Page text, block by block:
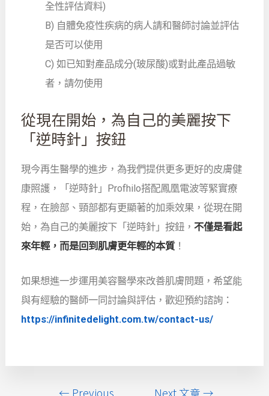
全性評估資料)
B) 自體免疫性疾病的病人請和醫師討論並評估
是否可以使用
C) 如已知對產品成分(玻尿酸)或對此產品過敏
者，請勿使用
從現在開始，為自己的美麗按下
「逆時針」按鈕
現今再生醫學的進步，為我們提供更多更好的皮膚健
康照護，「逆時針」Profhilo搭配鳳凰電波等緊實療
程，在臉部、頸部都有更顯著的加乘效果，從現在開
始，為自己的美麗按下「逆時針」按鈕，不僅是看起
來年輕，而是回到肌膚更年輕的本質！
如果想進一步運用美容醫學來改善肌膚問題，希望能
與有經驗的醫師一同討論與評估，歡迎預約諮詢：
https://infinitedelight.com.tw/contact-us/
← Previous Next 文章→